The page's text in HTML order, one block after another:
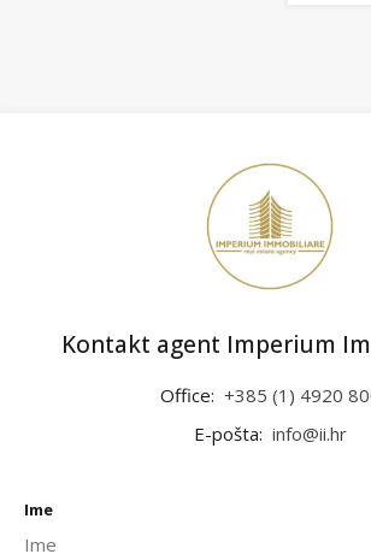
Kontakt agent Imperium
Office: +385 (1) 4920
E-pošta: info@ii.hr
Ime